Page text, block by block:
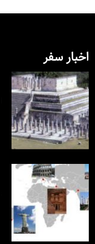
اخبار سفر